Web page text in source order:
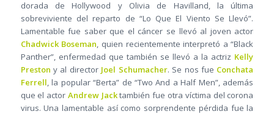
dorada de Hollywood y Olivia de Havilland, la última
sobreviviente del reparto de “Lo Que El Viento Se Llevó”.
Lamentable fue saber que el cáncer se llevó al joven actor
Chadwick Boseman, quien recientemente interpretó a “Black
Panther”, enfermedad que también se llevó a la actriz Kelly
Preston y al director Joel Schumacher. Se nos fue Conchata
Ferrell, la popular “Berta” de “Two And a Half Men”, además
que el actor Andrew Jacktambién fue otra víctima del corona
virus. Una lamentable así como sorprendente pérdida fue la